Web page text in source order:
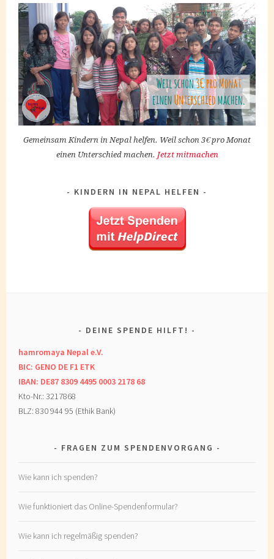
Gemeinsam Kindern in Nepal helfen. Weil schon 3€ pro Monat
einen Unterschied machen. Jetzt mitmachen
KINDERN IN NEPAL HELFEN
DEINE SPENDE HILFT!
hamromaya Nepal e.V.
BIC: GENO DE F1 ETK
IBAN: DE87 8309 4495 0003 2178 68
Kto-Nr.: 3217868
BLZ: 830 944 95 (Ethik Bank)
FRAGEN ZUM SPENDENVORGANG
Wie kann ich spenden?
Wie funktioniert das Online-Spendenformular?
Wie kann ich regelmäßig spenden?